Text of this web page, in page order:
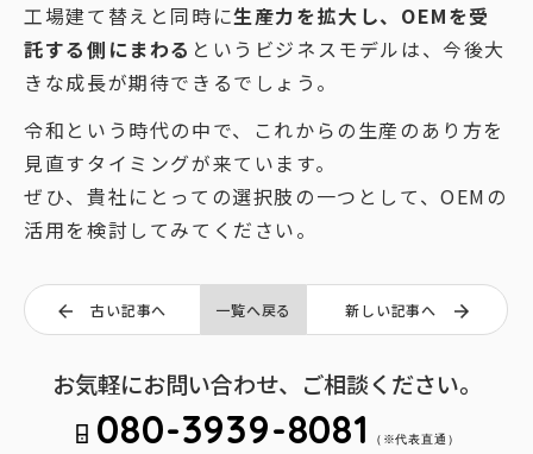
工場建て替えと同時に生産力を拡大し、OEMを受
託する側にまわる というビジネスモデルは、今後大
きな成長が期待できるでしょう。
令和という時代の中で、これからの生産のあり方を
見直すタイミングが来ています。
ぜひ、貴社にとっての選択肢の一つとして、OEMの
活用を検討してみてください。
古い記事へ 一覧へ戻る 新しい記事へ
お気軽にお問い合わせ、ご相談ください。
080-3939-8081 （※代表直通）